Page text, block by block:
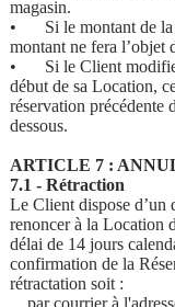
magasin.
•
Si le montant de
montant ne fera l’objet
•
Si le Client
début de sa Location,
réservation précédente
dessous.
ARTICLE 7 :
7.1 - Rétraction
Le Client dispose d’un
renoncer à la Location
délai de 14 jours
confirmation de la
rétractation soit :
par courrier à